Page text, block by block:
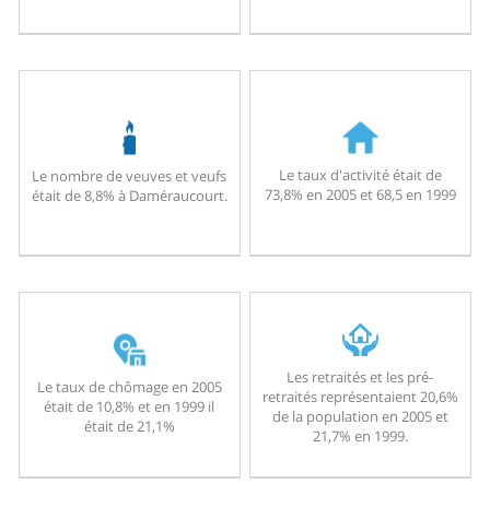
Le nombre de veuves et veufs
était de 8,8% à Daméraucourt.
Le taux d'activité était de
73,8% en 2005 et 68,5 en 1999
Le taux de chômage en 2005
était de 10,8% et en 1999 il
était de 21,1%
Les retraités et les pré-
retraités représentaient 20,6%
de la population en 2005 et
21,7% en 1999.